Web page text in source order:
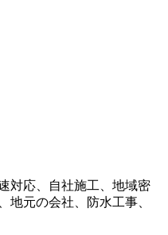
対応、自社施工、地域密
地元の会社、防水工事、